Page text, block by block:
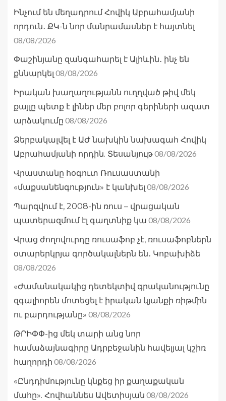
Ինչում են մեղադրում Հովիկ Աբրահամյանի
որդուն․ ՔԿ-ն նոր մանրամասներ է հայտնել
08/08/2026
Փաշինյանը զանգահարել է Ալիևին․ ինչ են
քննարկել 08/08/2026
Իրական խաղաղությանն ուղղված թիվ մեկ
քայլը պետք է լիներ մեր բոլոր գերիների ազատ
արձակումը 08/08/2026
Ձերբակալվել է ԱԺ նախկին նախագահ Հովիկ
Աբրահամյանի որդին. Տեսանյութ08/08/2026
Վրաստանը հօգուտ Ռուսաստանի
«մաքսանենգություն» է կանխել 08/08/2026
Պարզվում է, 2008-ին ռուս – վրացական
պատերազմում էլ գաղտնիք կա 08/08/2026
Վրաց ժողովուրդը ռուսաֆոբ չէ, ռուսաֆոբներն
օտարերկրյա գործակալներն են․ Կոբախիձե
08/08/2026
«Ժամանակակից դետեկտիվ գրականությունը
զգալիորեն մոտեցել է իրական կյանքի ռիթմին
ու բարդությանը» 08/08/2026
ԹՐԻՓՓ-ից մեկ տարի անց նոր
համաձայնագիրը Ադրբեջանին հավելյալ կշիռ
հաղորդի 08/08/2026
«Ընդդիմությունը կնքեց իր քաղաքական
մահը». Հովհաննես Ավետիսյան 08/08/2026